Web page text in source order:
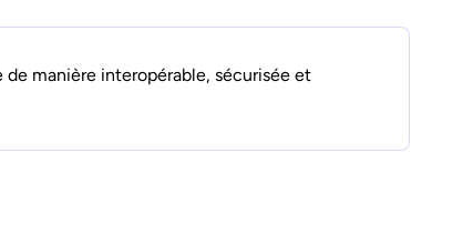
de manière interopérable, sécurisée et